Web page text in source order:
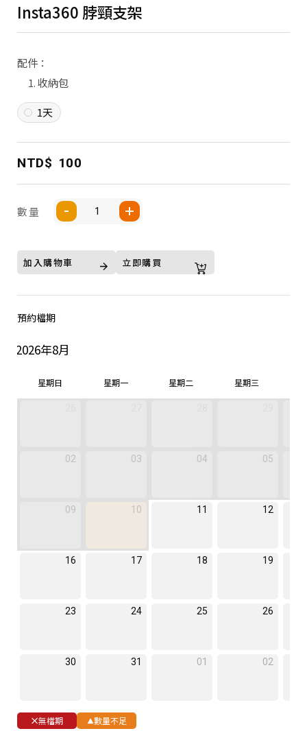
Insta360 脖頸支架
配件：
收納包
1天
NTD$ 100
數量
加入購物車 立即購買
預約檔期
2026年8月
星期日 星期一 星期二 星期三
02 03 04 05
09 10 11 12
16 17 18 19
23 24 25 26
30 31 01 02
無檔期 數量不足